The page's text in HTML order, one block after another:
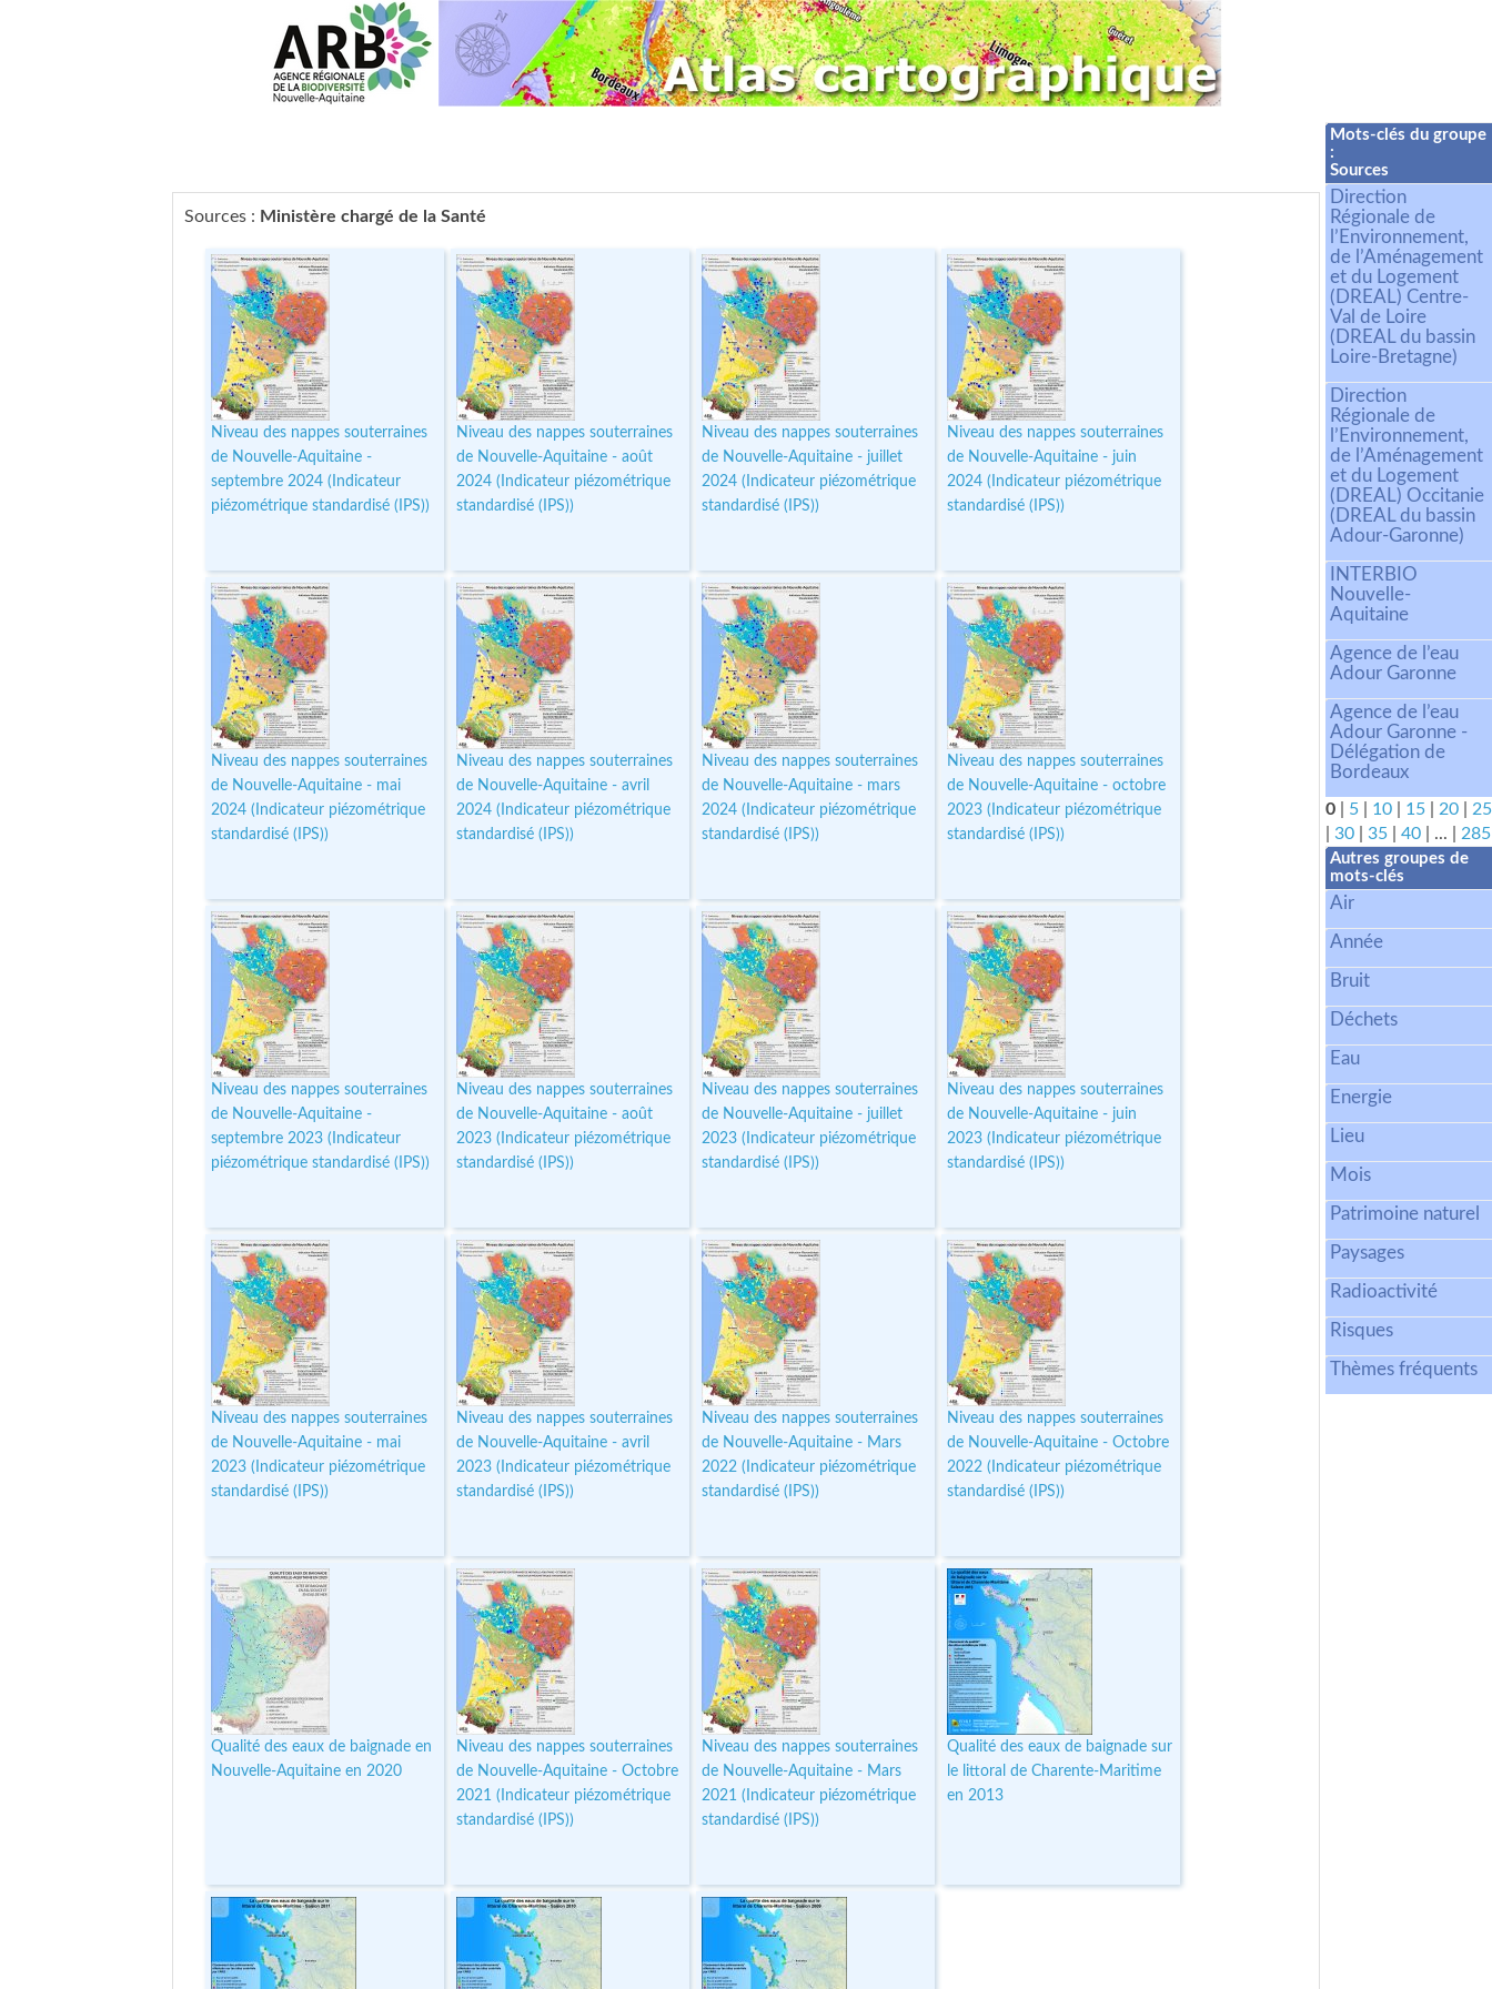
Sources : Ministère chargé de la Santé
Niveau des nappes souterraines
de Nouvelle-Aquitaine -
septembre 2024 (Indicateur
piézométrique standardisé (IPS))
Niveau des nappes souterraines
de Nouvelle-Aquitaine - août
2024 (Indicateur piézométrique
standardisé (IPS))
Niveau des nappes souterraines
de Nouvelle-Aquitaine - juillet
2024 (Indicateur piézométrique
standardisé (IPS))
Niveau des nappes souterraines
de Nouvelle-Aquitaine - juin
2024 (Indicateur piézométrique
standardisé (IPS))
Niveau des nappes souterraines
de Nouvelle-Aquitaine - mai
2024 (Indicateur piézométrique
standardisé (IPS))
Niveau des nappes souterraines
de Nouvelle-Aquitaine - avril
2024 (Indicateur piézométrique
standardisé (IPS))
Niveau des nappes souterraines
de Nouvelle-Aquitaine - mars
2024 (Indicateur piézométrique
standardisé (IPS))
Niveau des nappes souterraines
de Nouvelle-Aquitaine - octobre
2023 (Indicateur piézométrique
standardisé (IPS))
Niveau des nappes souterraines
de Nouvelle-Aquitaine -
septembre 2023 (Indicateur
piézométrique standardisé (IPS))
Niveau des nappes souterraines
de Nouvelle-Aquitaine - août
2023 (Indicateur piézométrique
standardisé (IPS))
Niveau des nappes souterraines
de Nouvelle-Aquitaine - juillet
2023 (Indicateur piézométrique
standardisé (IPS))
Niveau des nappes souterraines
de Nouvelle-Aquitaine - juin
2023 (Indicateur piézométrique
standardisé (IPS))
Niveau des nappes souterraines
de Nouvelle-Aquitaine - mai
2023 (Indicateur piézométrique
standardisé (IPS))
Niveau des nappes souterraines
de Nouvelle-Aquitaine - avril
2023 (Indicateur piézométrique
standardisé (IPS))
Niveau des nappes souterraines
de Nouvelle-Aquitaine - Mars
2022 (Indicateur piézométrique
standardisé (IPS))
Niveau des nappes souterraines
de Nouvelle-Aquitaine - Octobre
2022 (Indicateur piézométrique
standardisé (IPS))
Qualité des eaux de baignade en
Nouvelle-Aquitaine en 2020
Niveau des nappes souterraines
de Nouvelle-Aquitaine - Octobre
2021 (Indicateur piézométrique
standardisé (IPS))
Niveau des nappes souterraines
de Nouvelle-Aquitaine - Mars
2021 (Indicateur piézométrique
standardisé (IPS))
Qualité des eaux de baignade sur
le littoral de Charente-Maritime
en 2013
Mots-clés du groupe
:
Sources
Direction
Régionale de
l’Environnement,
de l’Aménagement
et du Logement
(DREAL) Centre-
Val de Loire
(DREAL du bassin
Loire-Bretagne)
Direction
Régionale de
l’Environnement,
de l’Aménagement
et du Logement
(DREAL) Occitanie
(DREAL du bassin
Adour-Garonne)
INTERBIO
Nouvelle-
Aquitaine
Agence de l’eau
Adour Garonne
Agence de l’eau
Adour Garonne -
Délégation de
Bordeaux
0 5 10 15 20
25
30 35 40 ... 285
Autres groupes de
mots-clés
Air
Année
Bruit
Déchets
Eau
Energie
Lieu
Mois
Patrimoine naturel
Paysages
Radioactivité
Risques
Thèmes fréquents